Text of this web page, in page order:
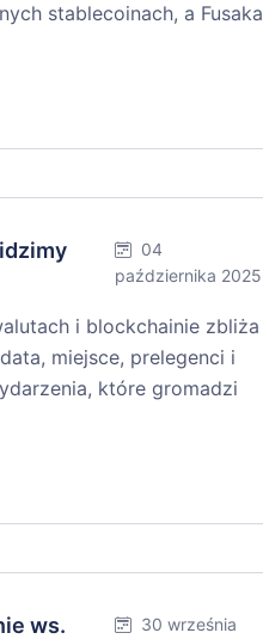
stablecoinach, a Fusaka
04
października 2025
i blockchainie zbliża
miejsce, prelegenci i
które gromadzi
ws.
30 września